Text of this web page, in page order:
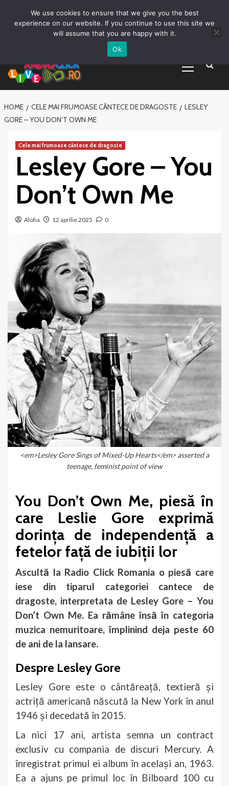
Promovare Artisti noi
Vrei sa fii DJ?
Menu
HOME CELE MAI FRUMOASE CÂNTECE DE DRAGOSTE
LESLEY
GORE – YOU DON’T OWN ME
Cele mai frumoase cântece de dragoste
Lesley Gore – You
Don’t Own Me
Aloha 12 aprilie 2025 0
<em>Lesley Gore Sings of Mixed-Up Hearts</em> asserted a
teenage, feminist point of view
You Don’t Own Me, piesă în
care Leslie Gore exprimă
dorința de independență a
fetelor față de iubiții lor
Ascultă la Radio Click Romania o piesă care
iese din tiparul categoriei cantece de
dragoste, interpretata de Lesley Gore – You
Don’t Own Me. Ea rămâne însă în categoria
muzica nemuritoare, împlinind deja peste 60
de ani de la lansare.
Despre Lesley Gore
Lesley Gore este o cântăreață, textieră și
actriță americană născută la New York în anul
1946 și decedată în 2015.
La nici 17 ani, artista semna un contract
exclusiv cu compania de discuri Mercury. A
înregistrat primul ei album în același an, 1963.
Ea a ajuns pe primul loc în Bilboard 100 cu
We use cookies to ensure that we give you the best
experience on our website. If you continue to use this site we
will assume that you are happy with it.
Ok